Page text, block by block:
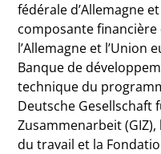
fédérale d’Allemagne
composante financière
l’Allemagne et l’Union
Banque de
technique du
Deutsche Gesellschaft
Zusammenarbeit
du travail et la